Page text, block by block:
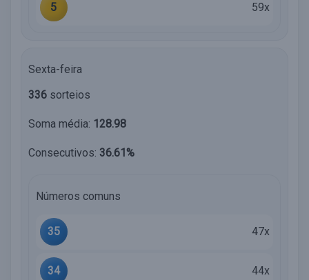
5 59x
Sexta-feira
336 sorteios
Soma média: 128.98
Consecutivos: 36.61%
Números comuns
35 47x
34 44x